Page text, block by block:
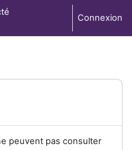
Connexion
peuvent pas consulter